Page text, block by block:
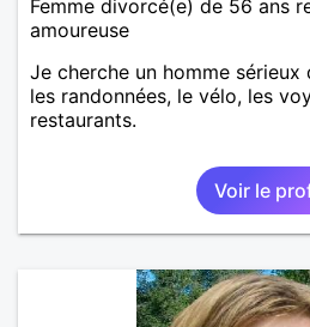
Femme divorcé(e) de 56 ans
amoureuse
Je cherche un homme
les randonnées, le vélo, les
restaurants.
Voir le